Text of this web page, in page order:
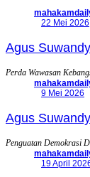
22 Mei 2026
Agus
Perda Wawasan
9 Mei 2026
Agus
Penguatan Demokrasi
19 April